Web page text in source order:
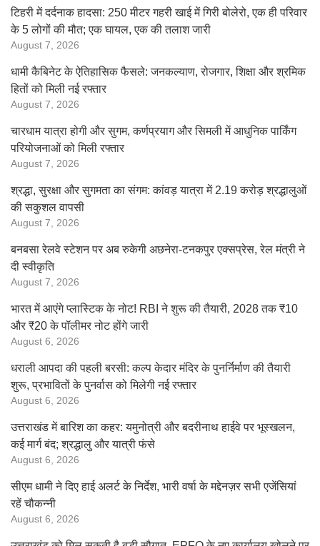
टिहरी में दर्दनाक हादसा: 250 मीटर गहरी खाई में गिरी बोलेरो, एक ही परिवार
के 5 लोगों की मौत; एक घायल, एक की तलाश जारी
August 7, 2026
धामी कैबिनेट के ऐतिहासिक फैसले: जनकल्याण, रोजगार, शिक्षा और श्रमिक
हितों को मिली नई रफ्तार
August 7, 2026
चारधाम यात्रा होगी और सुगम, कर्णप्रयाग और सिमली में आधुनिक पार्किंग
परियोजनाओं को मिली रफ्तार
August 7, 2026
श्रद्धा, सुरक्षा और सुगमता का संगम: कांवड़ यात्रा में 2.19 करोड़ श्रद्धालुओं
की सकुशल वापसी
August 7, 2026
बनबसा रेलवे स्टेशन पर अब रुकेगी अछनेरा-टनकपुर एक्सप्रेस, रेल मंत्री ने
दी स्वीकृति
August 7, 2026
भारत में आएंगे प्लास्टिक के नोट! RBI ने शुरू की तैयारी, 2028 तक ₹10
और ₹20 के पॉलीमर नोट होंगे जारी
August 6, 2026
धराली आपदा की पहली बरसी: कल्प केदार मंदिर के पुनर्निर्माण की तैयारी
शुरू, प्रभावितों के पुनर्वास को मिलेगी नई रफ्तार
August 6, 2026
उत्तराखंड में बारिश का कहर: यमुनोत्री और बदरीनाथ हाईवे पर भूस्खलन,
कई मार्ग बंद; श्रद्धालु और यात्री फंसे
August 6, 2026
सीएम धामी ने दिए हाई अलर्ट के निर्देश, भारी वर्षा के मद्देनज़र सभी एजेंसियां
रहें चौकन्नी
August 6, 2026